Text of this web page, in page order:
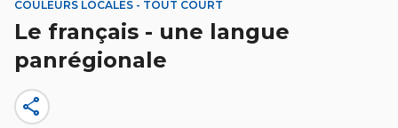
COULEURS LOCALES - TOUT COURT
Le français - une langue
panrégionale
share